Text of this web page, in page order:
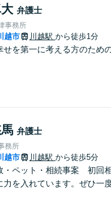
弁護士
事務所
越市 川越駅 から徒歩1分
せを第一に考える方のため
弁護士
務所
越市 川越駅 から徒歩5分
・ペット・相続事案 初回
力を入れています。ぜひ一